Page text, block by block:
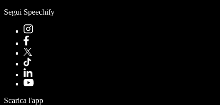
Segui Speechify
Scarica l'app